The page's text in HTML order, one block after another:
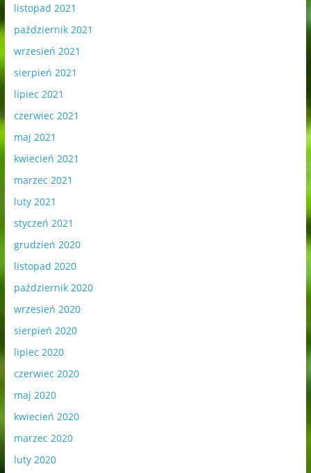
listopad 2021
październik 2021
wrzesień 2021
sierpień 2021
lipiec 2021
czerwiec 2021
maj 2021
kwiecień 2021
marzec 2021
luty 2021
styczeń 2021
grudzień 2020
listopad 2020
październik 2020
wrzesień 2020
sierpień 2020
lipiec 2020
czerwiec 2020
maj 2020
kwiecień 2020
marzec 2020
luty 2020